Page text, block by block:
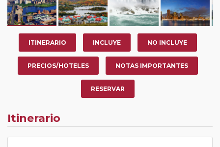
ITINERARIO INCLUYE NO INCLUYE
PRECIOS/HOTELES NOTAS IMPORTANTES
RESERVAR
Itinerario